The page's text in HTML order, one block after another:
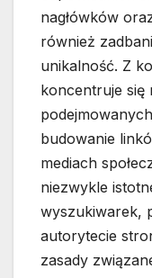
nagłówków
również
unikalność. Z
koncentruje się
budowanie
mediach
niezwykle
wyszukiwarek,
autorytecie
zasady